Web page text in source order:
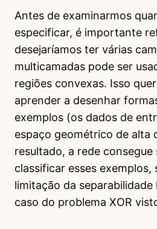
Antes de examinarmos
especificar, é importante
desejaríamos ter várias
multicamadas pode ser
regiões convexas. Isso
aprender a desenhar
exemplos (os dados de
espaço geométrico de alta
resultado, a rede consegue
classificar esses exemplos,
limitação da separabilidade
caso do problema XOR